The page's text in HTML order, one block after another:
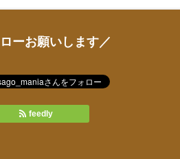
ーお願いします／
feedly